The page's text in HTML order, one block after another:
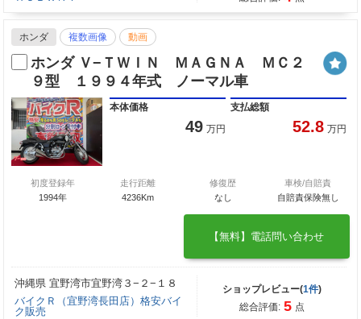
ホンダ 複数画像 動画
ホンダ Ｖ−ＴＷＩＮ ＭＡＧＮＡ ＭＣ２
９型 １９９４年式 ノーマル車
本体価格
49 万円
支払総額
52.8 万円
初度登録年
1994年
走行距離
4236Km
修復歴
なし
車検/自賠責
自賠責保険無し
【無料】電話問い合わせ
沖縄県 宜野湾市宜野湾３−２−１８
バイクＲ（宜野湾長田店）格安バイ
ク販売
ショップレビュー(1件)
総合評価: 5 点